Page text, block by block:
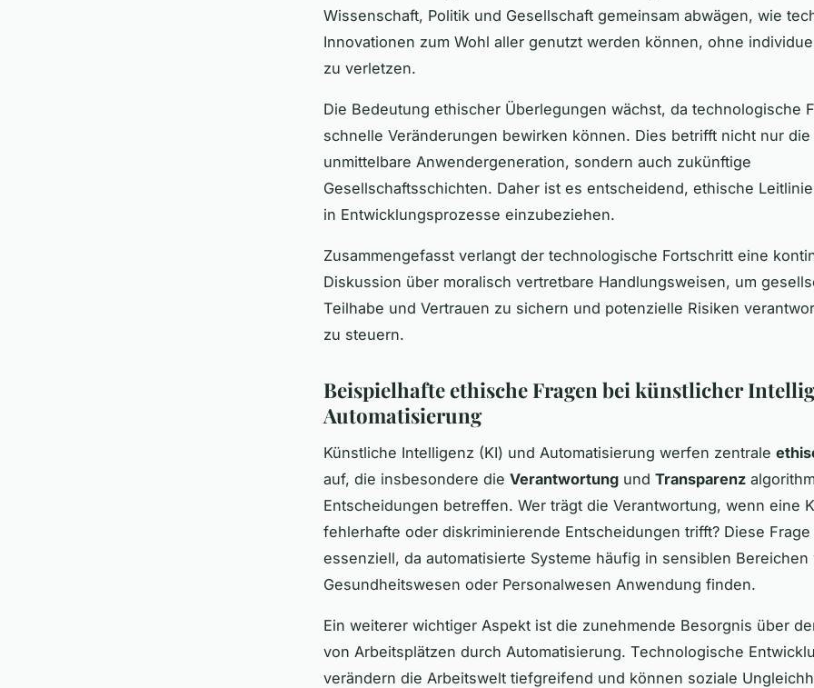
Wissenschaft, Politik und Gesellschaft gemeinsam abwägen, wie
Innovationen zum Wohl aller genutzt werden können, ohne
zu verletzen.
Die Bedeutung ethischer Überlegungen wächst, da technologische
schnelle Veränderungen bewirken können. Dies betrifft nicht nur die
unmittelbare Anwendergeneration, sondern auch zukünftige
Gesellschaftsschichten. Daher ist es entscheidend, ethische
in Entwicklungsprozesse einzubeziehen.
Zusammengefasst verlangt der technologische Fortschritt eine
Diskussion über moralisch vertretbare Handlungsweisen, um
Teilhabe und Vertrauen zu sichern und potenzielle Risiken
zu steuern.
Beispielhafte ethische Fragen bei künstlicher
Automatisierung
Künstliche Intelligenz (KI) und Automatisierung werfen zentrale
auf, die insbesondere die Verantwortung und Transparenz
Entscheidungen betreffen. Wer trägt die Verantwortung, wenn eine
fehlerhafte oder diskriminierende Entscheidungen trifft? Diese Frage
essenziell, da automatisierte Systeme häufig in sensiblen
Gesundheitswesen oder Personalwesen Anwendung finden.
Ein weiterer wichtiger Aspekt ist die zunehmende Besorgnis über
von Arbeitsplätzen durch Automatisierung. Technologische
verändern die Arbeitswelt tiefgreifend und können soziale